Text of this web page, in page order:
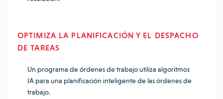
OPTIMIZA LA PLANIFICACIÓN Y EL DESPACHO
DE TAREAS
Un programa de órdenes de trabajo utiliza algoritmos
IA para una planificación inteligente de las órdenes de
trabajo.